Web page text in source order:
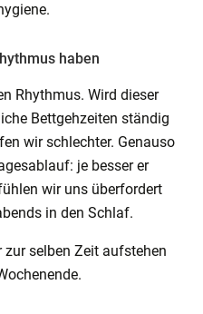
haben
Rhythmus. Wird dieser
Bettgehzeiten ständig
wir schlechter. Genauso
je besser er
wir uns überfordert
in den Schlaf.
selben Zeit aufstehen